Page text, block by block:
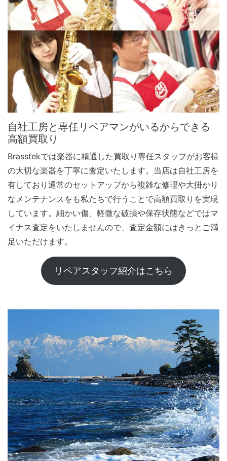
自社工房と専任リペアマンがいるからできる
高額買取り
Brasstekでは楽器に精通した買取り専任スタッフがお客様
の大切な楽器を丁寧に査定いたします。当店は自社工房を
有しており通常のセットアップから複雑な修理や大掛かり
なメンテナンスをも私たちで行うことで高額買取りを実現
しています。細かい傷、軽微な破損や保存状態などではマ
イナス査定をいたしませんので、査定金額にはきっとご満
足いただけます。
リペアスタッフ紹介はこちら